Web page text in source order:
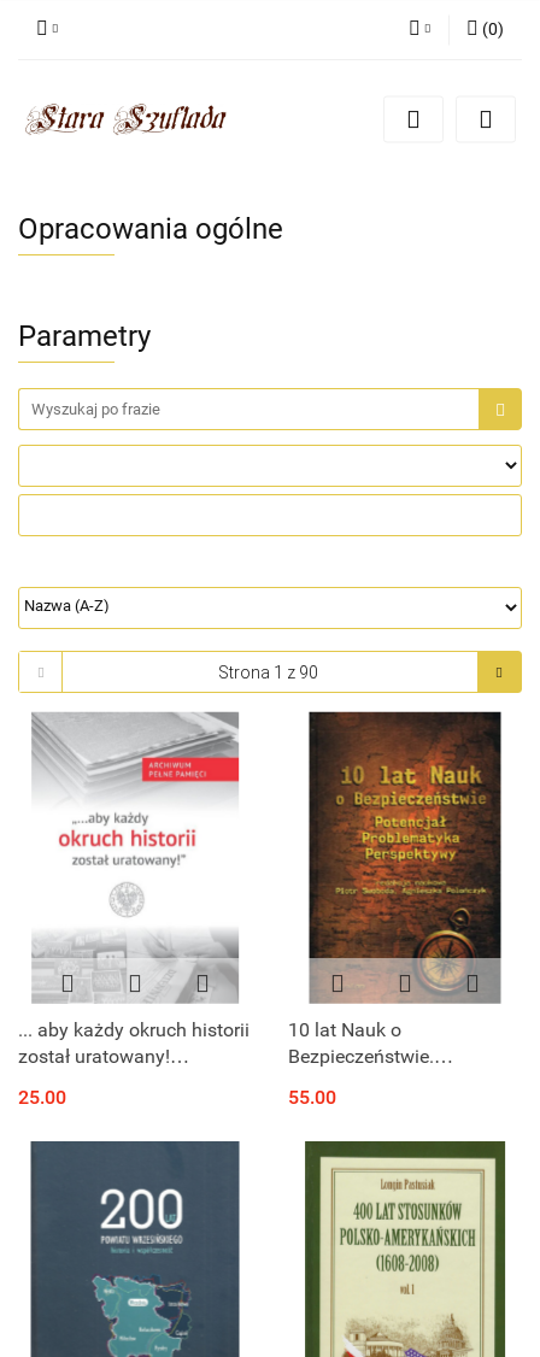
Zarejestruj się
(0)
Opracowania ogólne
Parametry
... aby każdy okruch historii
został uratowany!
25.00
10 lat Nauk o
Bezpieczeństwie.
Perspektywy
55.00